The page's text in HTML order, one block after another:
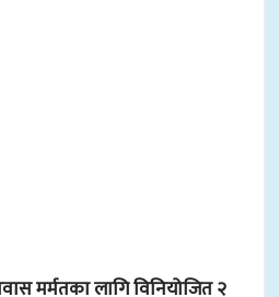
मर्मतका लागि विनियोजित २